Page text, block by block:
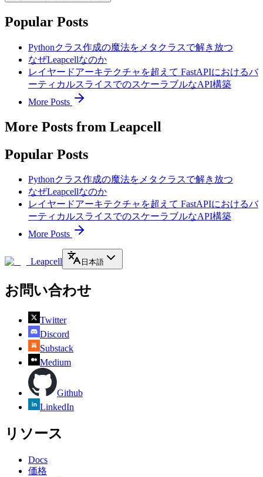
Popular Posts
Pythonクラス作成の魔法をメタクラスで解き放つ
なぜLeapcellなのか
レイヤードアーキテクチャを超えて FastAPIにおけるバ
ーティカルスライスでのスケーラブルなAPI構築
More Posts
More Posts from Leapcell
Popular Posts
Pythonクラス作成の魔法をメタクラスで解き放つ
なぜLeapcellなのか
レイヤードアーキテクチャを超えて FastAPIにおけるバ
ーティカルスライスでのスケーラブルなAPI構築
More Posts
Leapcell 日本語
お問い合わせ
Twitter
Discord
Substack
Medium
Github
LinkedIn
リソース
Docs
価格